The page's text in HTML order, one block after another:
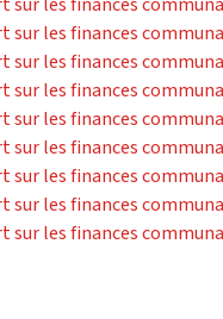
sur les finances
sur les finances
sur les finances
sur les finances
sur les finances
sur les finances
sur les finances
sur les finances